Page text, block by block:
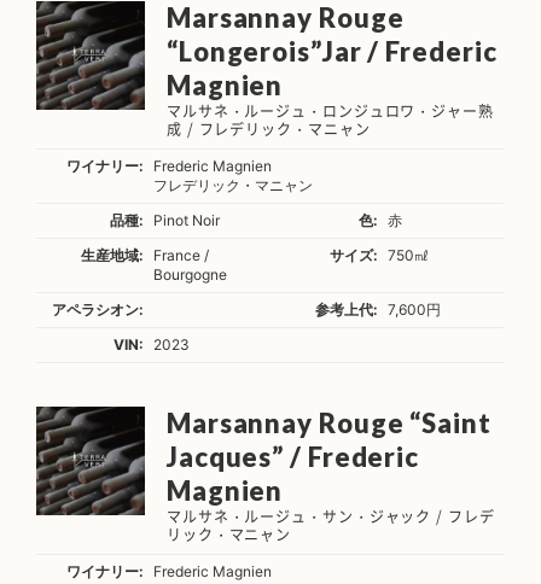
Marsannay Rouge
“Longerois”Jar / Frederic
Magnien
マルサネ・ルージュ・ロンジュロワ・ジャー熟
成 / フレデリック・マニャン
ワイナリー:
Frederic Magnien
フレデリック・マニャン
品種:
Pinot Noir 色:
赤
生産地域:
France /
Bourgogne
サイズ: 750㎖
アペラシオン: 参考上代:
7,600円
VIN:
2023
Marsannay Rouge “Saint
Jacques” / Frederic
Magnien
マルサネ・ルージュ・サン・ジャック / フレデ
リック・マニャン
ワイナリー:
Frederic Magnien